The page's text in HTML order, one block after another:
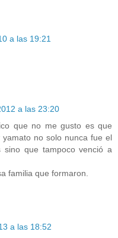
a las 19:21
a las 23:20
que no me gusto es que
no solo nunca fue el
que tampoco venció a
familia que formaron.
a las 18:52